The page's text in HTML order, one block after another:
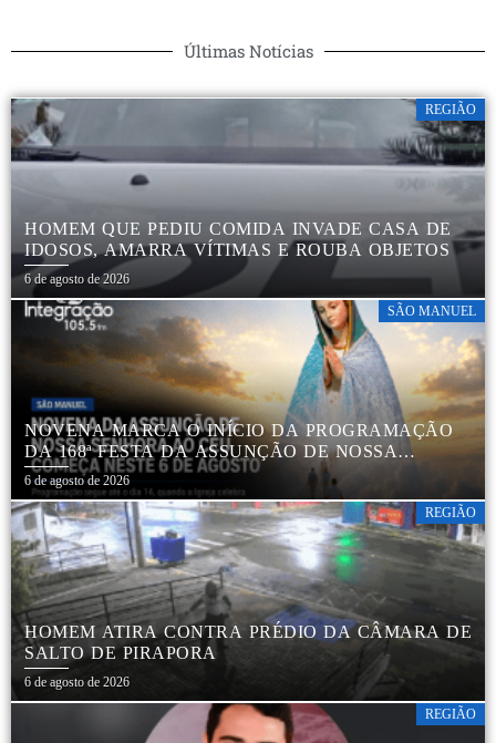
Últimas Notícias
REGIÃO
HOMEM QUE PEDIU COMIDA INVADE CASA DE
IDOSOS, AMARRA VÍTIMAS E ROUBA OBJETOS
6 de agosto de 2026
SÃO MANUEL
NOVENA MARCA O INÍCIO DA PROGRAMAÇÃO
DA 168ª FESTA DA ASSUNÇÃO DE NOSSA
SENHORA AO CÉU EM APARECIDA DE SÃO
MANUEL
6 de agosto de 2026
REGIÃO
HOMEM ATIRA CONTRA PRÉDIO DA CÂMARA DE
SALTO DE PIRAPORA
6 de agosto de 2026
REGIÃO